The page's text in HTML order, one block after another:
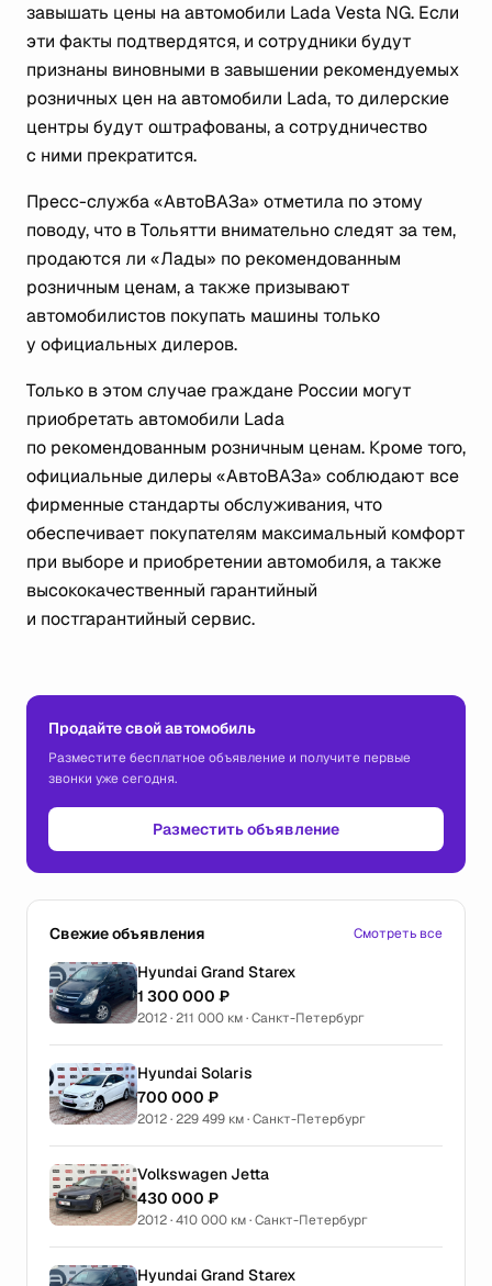
завышать цены на автомобили Lada Vesta NG. Если
эти факты подтвердятся, и сотрудники будут
признаны виновными в завышении рекомендуемых
розничных цен на автомобили Lada, то дилерские
центры будут оштрафованы, а сотрудничество
с ними прекратится.
Пресс-служба «АвтоВАЗа» отметила по этому
поводу, что в Тольятти внимательно следят за тем,
продаются ли «Лады» по рекомендованным
розничным ценам, а также призывают
автомобилистов покупать машины только
у официальных дилеров.
Только в этом случае граждане России могут
приобретать автомобили Lada
по рекомендованным розничным ценам. Кроме того,
официальные дилеры «АвтоВАЗа» соблюдают все
фирменные стандарты обслуживания, что
обеспечивает покупателям максимальный комфорт
при выборе и приобретении автомобиля, а также
высококачественный гарантийный
и постгарантийный сервис.
Продайте свой автомобиль
Разместите бесплатное объявление и получите первые
звонки уже сегодня.
Разместить объявление
Свежие объявления Смотреть все
Hyundai Grand Starex
1 300 000 ₽
2012 · 211 000 км · Санкт-Петербург
Hyundai Solaris
700 000 ₽
2012 · 229 499 км · Санкт-Петербург
Volkswagen Jetta
430 000 ₽
2012 · 410 000 км · Санкт-Петербург
Hyundai Grand Starex